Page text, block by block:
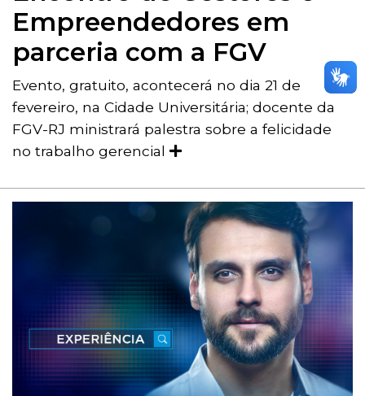
Empreendedores em
parceria com a FGV
Evento, gratuito, acontecerá no dia 21 de
fevereiro, na Cidade Universitária; docente da
FGV-RJ ministrará palestra sobre a felicidade
no trabalho gerencial